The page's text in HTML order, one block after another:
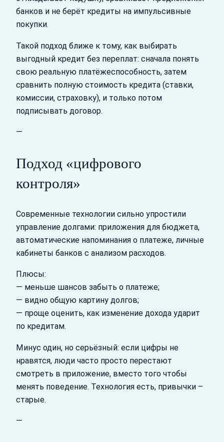
банков и не берёт кредиты на импульсивные
покупки.
Такой подход ближе к тому, как выбирать
выгодный кредит без переплат: сначала понять
свою реальную платёжеспособность, затем
сравнить полную стоимость кредита (ставки,
комиссии, страховку), и только потом
подписывать договор.
—
Подход «цифрового
контроля»
Современные технологии сильно упростили
управление долгами: приложения для бюджета,
автоматические напоминания о платеже, личные
кабинеты банков с анализом расходов.
Плюсы:
— меньше шансов забыть о платеже;
— видно общую картину долгов;
— проще оценить, как изменение дохода ударит
по кредитам.
Минус один, но серьёзный: если цифры не
нравятся, люди часто просто перестают
смотреть в приложение, вместо того чтобы
менять поведение. Технология есть, привычки –
старые.
—